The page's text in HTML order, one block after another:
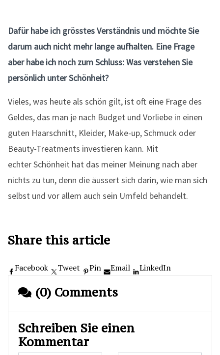
Dafür habe ich grösstes Verständnis und möchte Sie
darum auch nicht mehr lange aufhalten. Eine Frage
aber habe ich noch zum Schluss: Was verstehen Sie
persönlich unter Schönheit?
Vieles, was heute als schön gilt, ist oft eine Frage des
Geldes, das man je nach Budget und Vorliebe in einen
guten Haarschnitt, Kleider, Make-up, Schmuck oder
Beauty-Treatments investieren kann. Mit
echter Schönheit hat das meiner Meinung nach aber
nichts zu tun, denn die äussert sich darin, wie man sich
selbst und vor allem auch sein Umfeld behandelt.
Share this article
Facebook Tweet Pin Email LinkedIn
(0) Comments
Schreiben Sie einen
Kommentar